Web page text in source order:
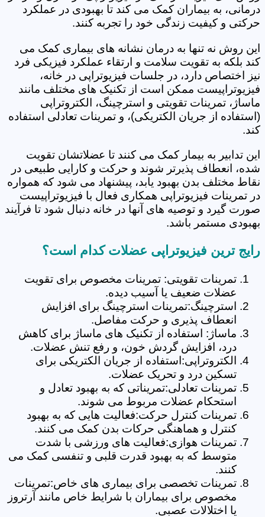
درمانی، به بیماران کمک می کند تا بهبودی در عملکرد
حرکتی و کیفیت زندگی خود را تجربه کنند.
این روش نه تنها به درمان نشانه های بیماری کمک می
کند بلکه به تقویت سلامت و ارتقاء عملکرد فیزیکی فرد
نیز اختصاص دارد، در جلسات فیزیوتراپی در خانه،
فیزیوتراپیست ممکن است از تکنیک های مختلف مانند
ماساژ، تمرینات تقویتی و استرچینگ، الکتروتراپی
(استفاده از جریان الکتریکی)، و تمرینات تعادلی استفاده
کند.
این تدابیر به بیمار کمک می کنند تا عضلاتشان تقویت
شده، انعطاف پذیرتر شوند و حرکت و کارایی طبیعی در
نقاط مختلف بدن بهبود یابد، پیشنهاد می شود که همواره
در تمرینات فیزیوتراپی همکاری فعال با فیزیوتراپیست
صورت گیرد و توصیه های آنها در خانه دنبال شود تا فرآیند
بهبودی مستمر باشد.
رایج ترین فیزیوتراپی عضلات کدام است؟
تمرینات تقویتی: تمرینات مخصوص برای تقویت
عضلات ضعیف یا آسیب دیده.
استرچینگ:تمرینات استرچینگ برای افزایش
انعطاف پذیری و حرکت مفاصل.
ماساژ: استفاده از تکنیک های ماساژ برای کاهش
درد، افزایش گردش خون، و رفع تنش عضلات.
الکتروتراپی:استفاده از جریان الکتریکی برای
تسکین درد و تحریک عضلات.
تمرینات تعادلی:تمریناتی که به بهبود تعادل و
استحکام عضلات مربوط می شوند.
تمرینات کنترل حرکت:فعالیت هایی که به بهبود
کنترل و هماهنگی حرکات بدن کمک می کنند.
تمرینات هوازی:فعالیت های ورزشی با شدت
متوسط که به بهبود قدرت قلبی و تنفسی کمک می
کنند.
تمرینات تخصصی برای بیماری های خاص:تمرینات
مخصوص برای بیماران با شرایط خاص مانند آرتروز
یا اختلالات عصبی.